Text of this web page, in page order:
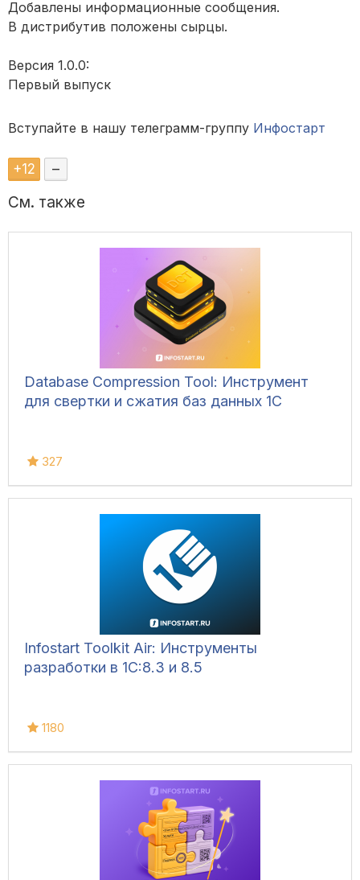
Добавлены информационные сообщения.
В дистрибутив положены сырцы.
Версия 1.0.0:
Первый выпуск
Вступайте в нашу телеграмм-группу Инфостарт
+12 –
См. также
Database Compression Tool: Инструмент
для свертки и сжатия баз данных 1С
327
Infostart Toolkit Air: Инструменты
разработки в 1С:8.3 и 8.5
1180